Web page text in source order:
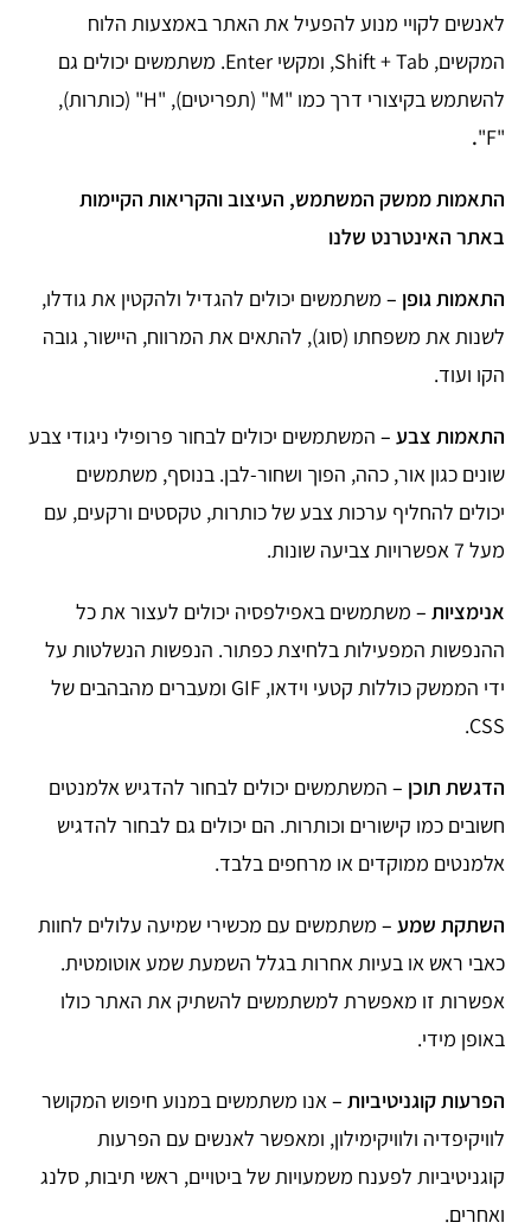
לאנשים לקויי מנוע להפעיל את האתר באמצעות הלוח
המקשים, Shift + Tab, ומקשי Enter. משתמשים יכולים גם
להשתמש בקיצורי דרך כמו "M" (תפריטים), "H" (כותרות),
"F"
.
התאמות ממשק המשתמש, העיצוב והקריאות הקיימות
באתר האינטרנט שלנו
התאמות גופן – משתמשים יכולים להגדיל ולהקטין את גודלו,
לשנות את משפחתו (סוג), להתאים את המרווח, היישור, גובה
הקו ועוד.
התאמות צבע – המשתמשים יכולים לבחור פרופילי ניגודי צבע
שונים כגון אור, כהה, הפוך ושחור-לבן. בנוסף, משתמשים
יכולים להחליף ערכות צבע של כותרות, טקסטים ורקעים, עם
מעל 7 אפשרויות צביעה שונות.
אנימציות – משתמשים באפילפסיה יכולים לעצור את כל
ההנפשות המפעילות בלחיצת כפתור. הנפשות הנשלטות על
ידי הממשק כוללות קטעי וידאו, GIF ומעברים מהבהבים של
CSS.
הדגשת תוכן – המשתמשים יכולים לבחור להדגיש אלמנטים
חשובים כמו קישורים וכותרות. הם יכולים גם לבחור להדגיש
אלמנטים ממוקדים או מרחפים בלבד.
השתקת שמע – משתמשים עם מכשירי שמיעה עלולים לחוות
כאבי ראש או בעיות אחרות בגלל השמעת שמע אוטומטית.
אפשרות זו מאפשרת למשתמשים להשתיק את האתר כולו
באופן מידי.
הפרעות קוגניטיביות –אנו משתמשים במנוע חיפוש המקושר
לוויקיפדיה ולוויקימילון, ומאפשר לאנשים עם הפרעות
קוגניטיביות לפענח משמעויות של ביטויים, ראשי תיבות, סלנג
ואחרים.